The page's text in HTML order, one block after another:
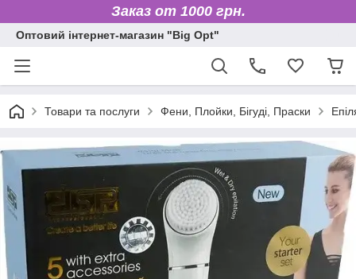
Заказ от 1000 грн.
Оптовий інтернет-магазин "Big Opt"
Товари та послуги Фени, Плойки, Бігуді, Праски